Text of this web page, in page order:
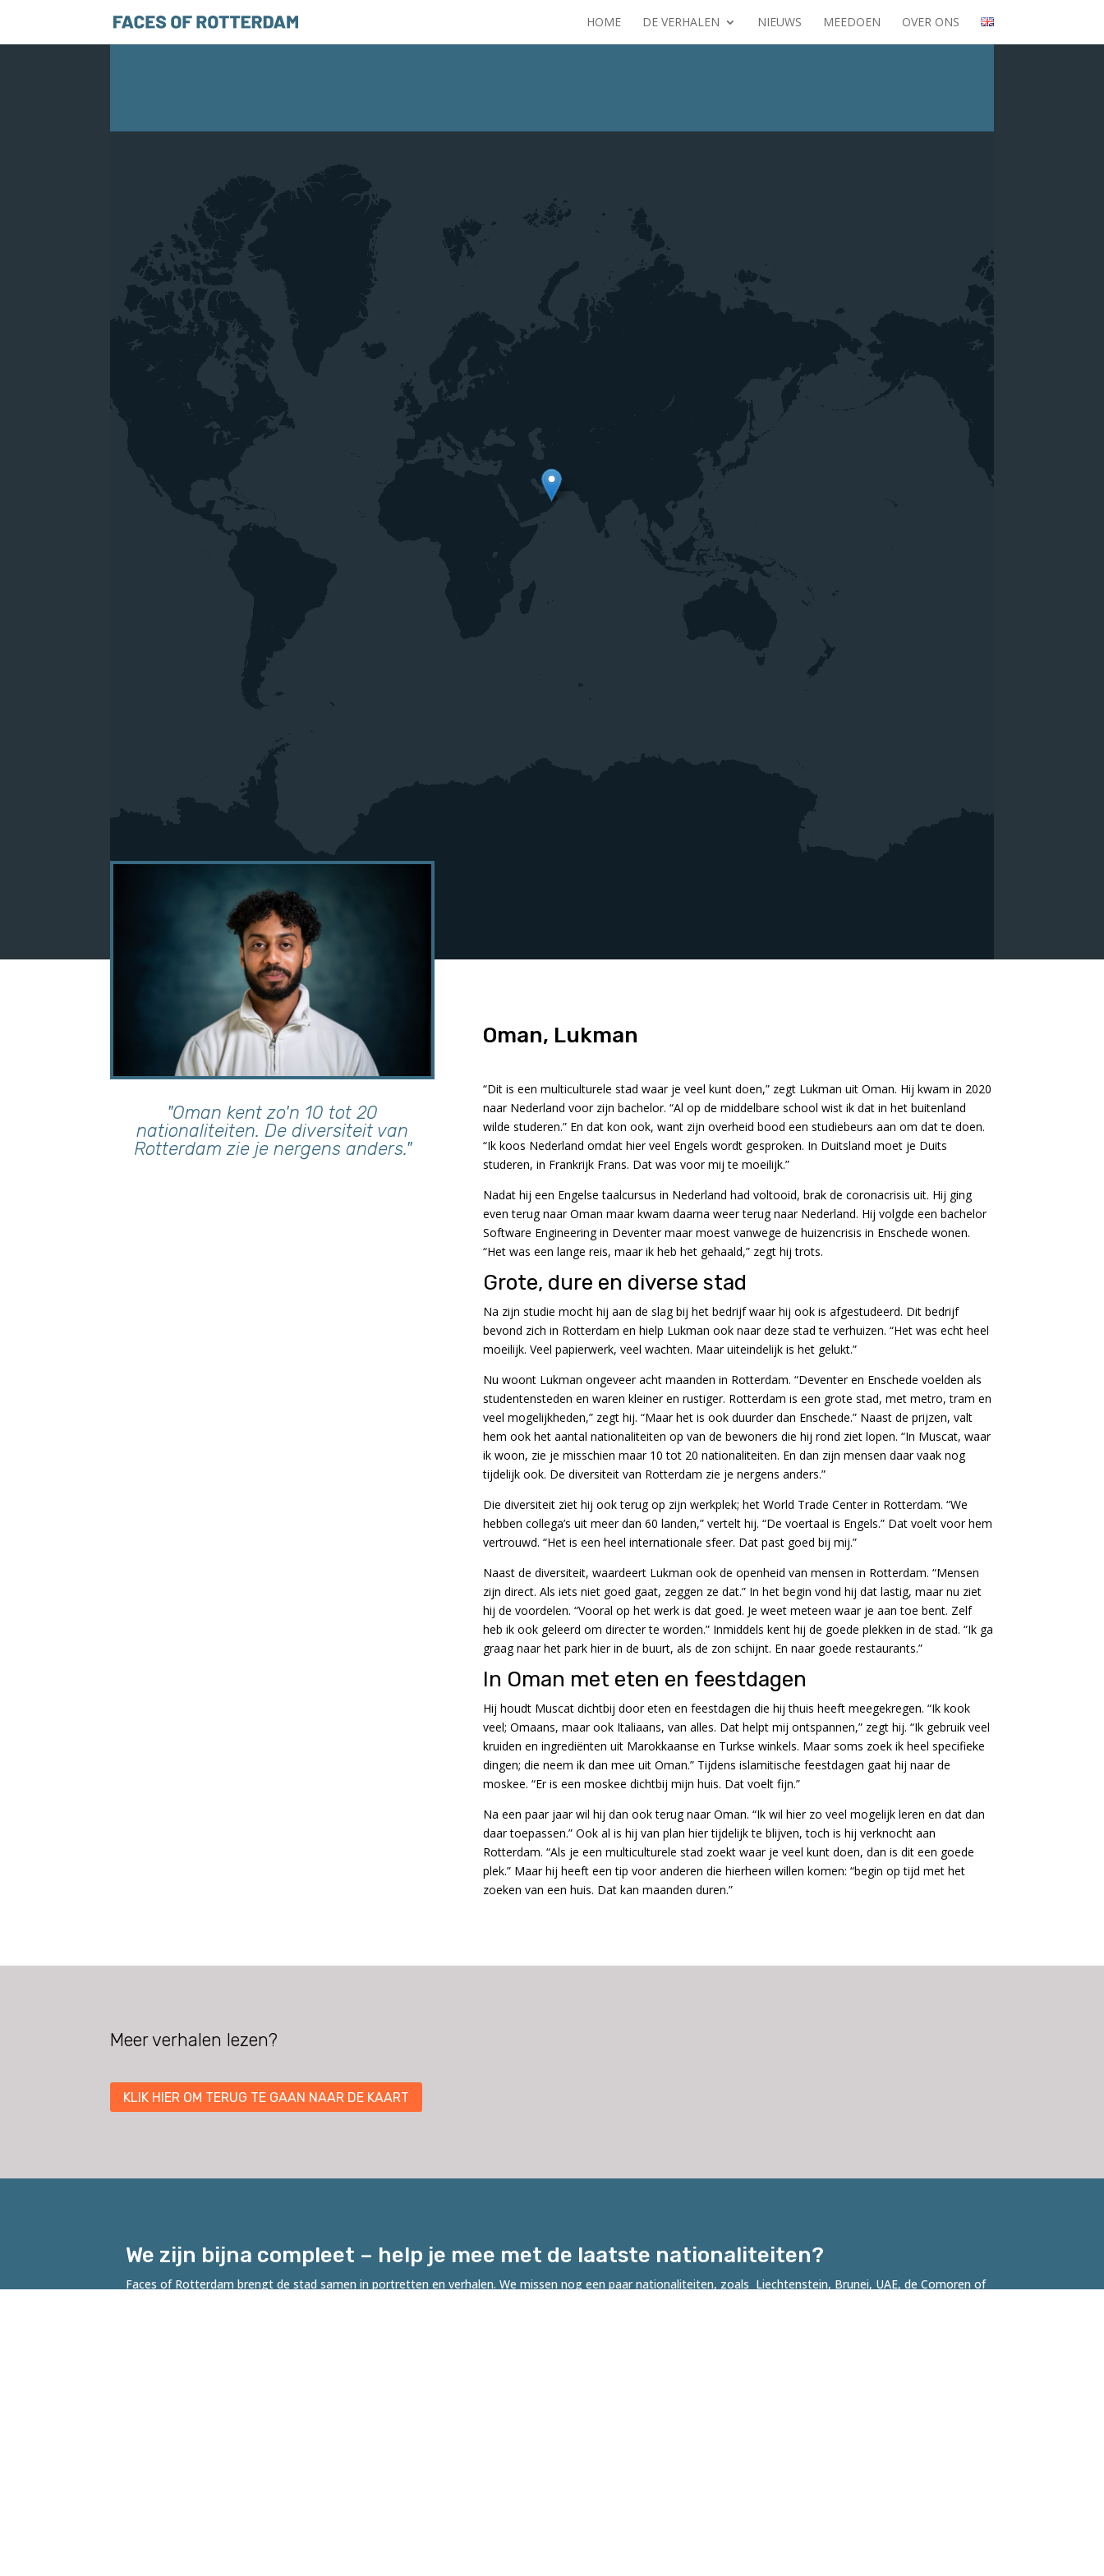
HOME DE VERHALEN NIEUWS MEEDOEN OVER ONS
"Oman kent zo'n 10 tot 20
nationaliteiten. De diversiteit van
Rotterdam zie je nergens anders."
Oman, Lukman
“Dit is een multiculturele stad waar je veel kunt doen,” zegt Lukman uit Oman. Hij kwam in 2020
naar Nederland voor zijn bachelor. “Al op de middelbare school wist ik dat in het buitenland
wilde studeren.” En dat kon ook, want zijn overheid bood een studiebeurs aan om dat te doen.
“Ik koos Nederland omdat hier veel Engels wordt gesproken. In Duitsland moet je Duits
studeren, in Frankrijk Frans. Dat was voor mij te moeilijk.”
Nadat hij een Engelse taalcursus in Nederland had voltooid, brak de coronacrisis uit. Hij ging
even terug naar Oman maar kwam daarna weer terug naar Nederland. Hij volgde een bachelor
Software Engineering in Deventer maar moest vanwege de huizencrisis in Enschede wonen.
“Het was een lange reis, maar ik heb het gehaald,” zegt hij trots.
Grote, dure en diverse stad
Na zijn studie mocht hij aan de slag bij het bedrijf waar hij ook is afgestudeerd. Dit bedrijf
bevond zich in Rotterdam en hielp Lukman ook naar deze stad te verhuizen. “Het was echt heel
moeilijk. Veel papierwerk, veel wachten. Maar uiteindelijk is het gelukt.”
Nu woont Lukman ongeveer acht maanden in Rotterdam. “Deventer en Enschede voelden als
studentensteden en waren kleiner en rustiger. Rotterdam is een grote stad, met metro, tram en
veel mogelijkheden,” zegt hij. “Maar het is ook duurder dan Enschede.” Naast de prijzen, valt
hem ook het aantal nationaliteiten op van de bewoners die hij rond ziet lopen. “In Muscat, waar
ik woon, zie je misschien maar 10 tot 20 nationaliteiten. En dan zijn mensen daar vaak nog
tijdelijk ook. De diversiteit van Rotterdam zie je nergens anders.”
Die diversiteit ziet hij ook terug op zijn werkplek; het World Trade Center in Rotterdam. “We
hebben collega’s uit meer dan 60 landen,” vertelt hij. “De voertaal is Engels.” Dat voelt voor hem
vertrouwd. “Het is een heel internationale sfeer. Dat past goed bij mij.”
Naast de diversiteit, waardeert Lukman ook de openheid van mensen in Rotterdam. “Mensen
zijn direct. Als iets niet goed gaat, zeggen ze dat.” In het begin vond hij dat lastig, maar nu ziet
hij de voordelen. “Vooral op het werk is dat goed. Je weet meteen waar je aan toe bent. Zelf
heb ik ook geleerd om directer te worden.” Inmiddels kent hij de goede plekken in de stad. “Ik ga
graag naar het park hier in de buurt, als de zon schijnt. En naar goede restaurants.”
In Oman met eten en feestdagen
Hij houdt Muscat dichtbij door eten en feestdagen die hij thuis heeft meegekregen. “Ik kook
veel; Omaans, maar ook Italiaans, van alles. Dat helpt mij ontspannen,” zegt hij. “Ik gebruik veel
kruiden en ingrediënten uit Marokkaanse en Turkse winkels. Maar soms zoek ik heel specifieke
dingen; die neem ik dan mee uit Oman.” Tijdens islamitische feestdagen gaat hij naar de
moskee. “Er is een moskee dichtbij mijn huis. Dat voelt fijn.”
Na een paar jaar wil hij dan ook terug naar Oman. “Ik wil hier zo veel mogelijk leren en dat dan
daar toepassen.” Ook al is hij van plan hier tijdelijk te blijven, toch is hij verknocht aan
Rotterdam. “Als je een multiculturele stad zoekt waar je veel kunt doen, dan is dit een goede
plek.” Maar hij heeft een tip voor anderen die hierheen willen komen: “begin op tijd met het
zoeken van een huis. Dat kan maanden duren.”
Meer verhalen lezen?
KLIK HIER OM TERUG TE GAAN NAAR DE KAART
We zijn bijna compleet – help je mee met de laatste nationaliteiten?
Faces of Rotterdam brengt de stad samen in portretten en verhalen. We missen nog een paar nationaliteiten, zoals Liechtenstein, Brunei, UAE, de Comoren of